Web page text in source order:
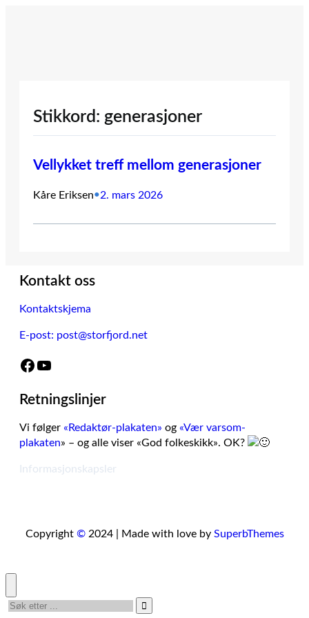
Stikkord: generasjoner
Vellykket treff mellom generasjoner
Kåre Eriksen•2. mars 2026
Kontakt oss
Kontaktskjema
E-post: post@storfjord.net
Facebook YouTube
Retningslinjer
Vi følger «Redaktør-plakaten» og «Vær varsom-
plakaten» – og alle viser «God folkeskikk». OK?
Informasjonskapsler
Copyright ©2024 | Made with love by SuperbThemes